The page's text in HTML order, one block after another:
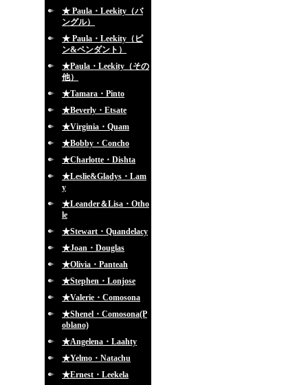
★ Paula・Leekity（バ
ングル）
★ Paula・Leekity（ピ
ン&ペンダント）
★Paula・Leekity（その
他）
★Tamara・Pinto
★Beverly・Etsate
★Virginia・Quam
★Bobby・Concho
★Charlotte・Dishta
★Leslie&Gladys・Lam
y
★Leander＆Lisa・Otho
le
★Stewart・Quandelacy
★Joan・Douglas
★Olivia・Panteah
★Stephen・Lonjose
★Valerie・Comosona
★Shenel・Comosona(P
oblano)
★Angelena・Laahty
★Yelmo・Natachu
★Ernest・Leekela